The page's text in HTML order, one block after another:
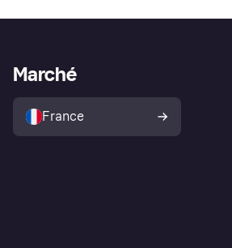
Marché
France